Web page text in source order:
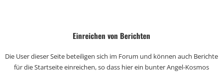
Einreichen von Berichten
Die User dieser Seite beteiligen sich im Forum und können auch Berichte
für die Startseite einreichen, so dass hier ein bunter Angel-Kosmos